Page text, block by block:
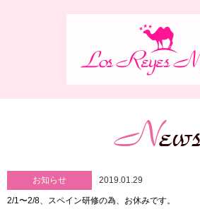
お知らせ 2019.01.29
2/1〜2/8、スペイン研修の為、お休みです。